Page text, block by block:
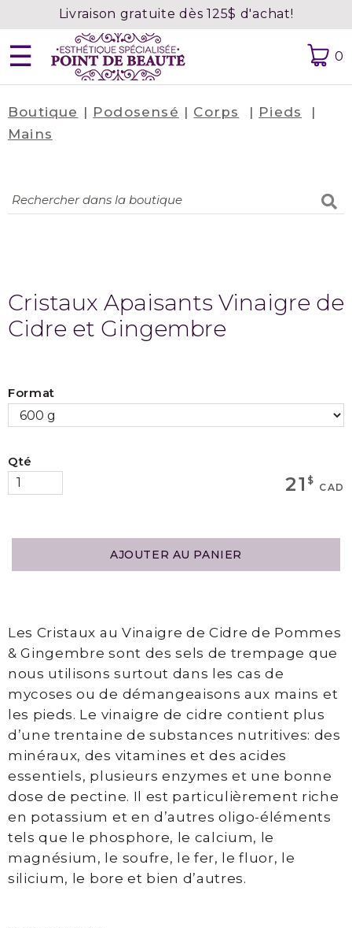
Livraison gratuite dès 125$ d'achat!
☰ 0
Boutique | Podosensé | Corps | Pieds
|
Mains
Cristaux Apaisants Vinaigre de
Cidre et Gingembre
Format
Qté
21 $
CAD
AJOUTER AU PANIER
Les Cristaux au Vinaigre de Cidre de Pommes
& Gingembre sont des sels de trempage que
nous utilisons surtout dans les cas de
mycoses ou de démangeaisons aux mains et
les pieds. Le vinaigre de cidre contient plus
d’une trentaine de substances nutritives: des
minéraux, des vitamines et des acides
essentiels, plusieurs enzymes et une bonne
dose de pectine. Il est particulièrement riche
en potassium et en d’autres oligo-éléments
tels que le phosphore, le calcium, le
magnésium, le soufre, le fer, le fluor, le
silicium, le bore et bien d’autres.
Accueil
Contact
Confidentialité
Termes
et
panier
SERVICES
Épilation
laser
Photorajeunissement
IPL
et
Laser
fractionné
Maquillage